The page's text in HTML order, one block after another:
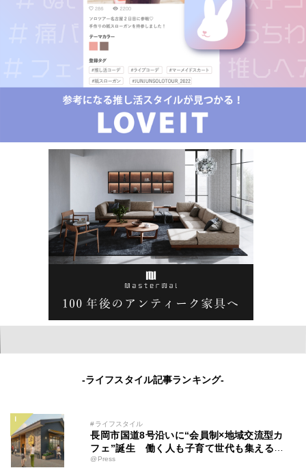
-ライフスタイル記事ランキング-
#ライフスタイル
長岡市国道8号沿いに“会員制×地域交流型カ
フェ”誕生 働く人も子育て世代も集える新
拠点「ミツバチコーヒー」
@Press